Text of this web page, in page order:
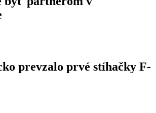
prevzalo prvé stíhačky F-